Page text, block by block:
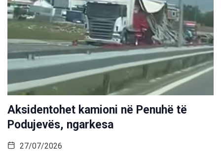
Aksidentohet kamioni në Penuhë të
Podujevës, ngarkesa
27/07/2026